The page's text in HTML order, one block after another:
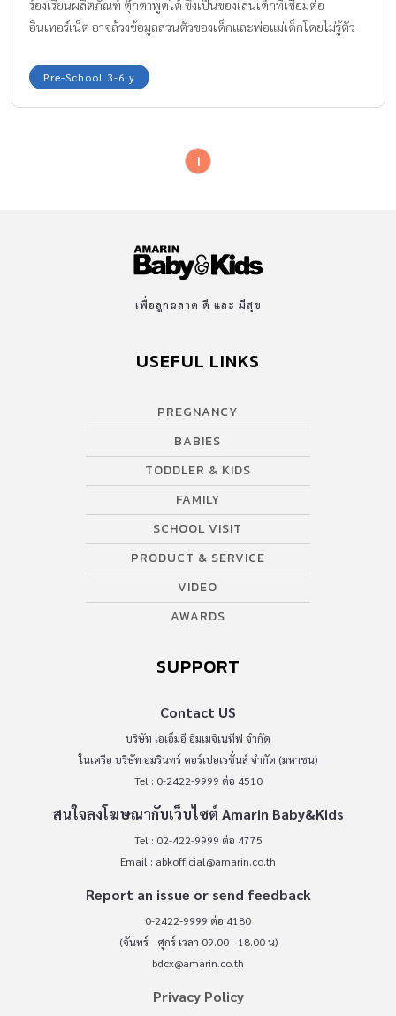
ร้องเรียนผลิตภัณฑ์ ตุ๊กตาพูดได้ ซึ่งเป็นของเล่นเด็กที่เชื่อมต่อ
อินเทอร์เน็ต อาจล้วงข้อมูลส่วนตัวของเด็กและพ่อแม่เด็กโดยไม่รู้ตัว
Pre-School 3-6 y
1
เพื่อลูกฉลาด ดี และ มีสุข
USEFUL LINKS
PREGNANCY
BABIES
TODDLER & KIDS
FAMILY
SCHOOL VISIT
PRODUCT & SERVICE
VIDEO
AWARDS
SUPPORT
Contact US
บริษัท เอเอ็มอี อิมเมจิเนทีฟ จำกัด
ในเครือ บริษัท อมรินทร์ คอร์เปอเรชั่นส์ จำกัด (มหาชน)
Tel : 0-2422-9999 ต่อ 4510
สนใจลงโฆษณากับเว็บไซต์ Amarin Baby&Kids
Tel : 02-422-9999 ต่อ 4775
Email : abkofficial@amarin.co.th
Report an issue or send feedback
0-2422-9999 ต่อ 4180
(จันทร์ - ศุกร์ เวลา 09.00 - 18.00 น)
bdcx@amarin.co.th
Privacy Policy